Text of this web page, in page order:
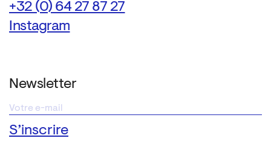
+32 (0) 64 27 87 27
Instagram
Newsletter